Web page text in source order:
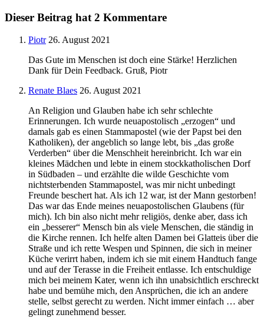
Dieser Beitrag hat 2 Kommentare
Piotr 26. August 2021
Das Gute im Menschen ist doch eine Stärke! Herzlichen
Dank für Dein Feedback. Gruß, Piotr
Renate Blaes 26. August 2021
An Religion und Glauben habe ich sehr schlechte
Erinnerungen. Ich wurde neuapostolisch „erzogen“ und
damals gab es einen Stammapostel (wie der Papst bei den
Katholiken), der angeblich so lange lebt, bis „das große
Verderben“ über die Menschheit hereinbricht. Ich war ein
kleines Mädchen und lebte in einem stockkatholischen Dorf
in Südbaden – und erzählte die wilde Geschichte vom
nichtsterbenden Stammapostel, was mir nicht unbedingt
Freunde beschert hat. Als ich 12 war, ist der Mann gestorben!
Das war das Ende meines neuapostolischen Glaubens (für
mich). Ich bin also nicht mehr religiös, denke aber, dass ich
ein „besserer“ Mensch bin als viele Menschen, die ständig in
die Kirche rennen. Ich helfe alten Damen bei Glatteis über die
Straße und ich rette Wespen und Spinnen, die sich in meiner
Küche verirrt haben, indem ich sie mit einem Handtuch fange
und auf der Terasse in die Freiheit entlasse. Ich entschuldige
mich bei meinem Kater, wenn ich ihn unabsichtlich erschreckt
habe und bemühe mich, den Ansprüchen, die ich an andere
stelle, selbst gerecht zu werden. Nicht immer einfach … aber
gelingt zunehmend besser.